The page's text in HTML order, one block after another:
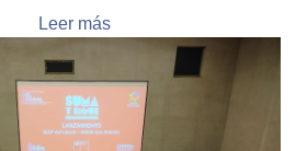
Leer más